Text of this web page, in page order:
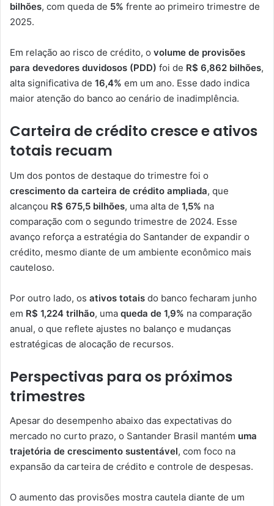
bilhões, com queda de 5% frente ao primeiro trimestre de
2025.
Em relação ao risco de crédito, o volume de provisões
para devedores duvidosos (PDD) foi de R$ 6,862 bilhões,
alta significativa de 16,4% em um ano. Esse dado indica
maior atenção do banco ao cenário de inadimplência.
Carteira de crédito cresce e ativos
totais recuam
Um dos pontos de destaque do trimestre foi o
crescimento da carteira de crédito ampliada, que
alcançou R$ 675,5 bilhões, uma alta de 1,5% na
comparação com o segundo trimestre de 2024. Esse
avanço reforça a estratégia do Santander de expandir o
crédito, mesmo diante de um ambiente econômico mais
cauteloso.
Por outro lado, os ativos totais do banco fecharam junho
em R$ 1,224 trilhão, uma queda de 1,9% na comparação
anual, o que reflete ajustes no balanço e mudanças
estratégicas de alocação de recursos.
Perspectivas para os próximos
trimestres
Apesar do desempenho abaixo das expectativas do
mercado no curto prazo, o Santander Brasil mantém uma
trajetória de crescimento sustentável, com foco na
expansão da carteira de crédito e controle de despesas.
O aumento das provisões mostra cautela diante de um